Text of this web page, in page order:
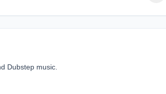
Dubstep music.